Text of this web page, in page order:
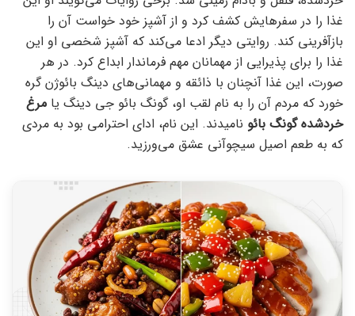
غذا را در سفرهایش کشف کرد و از آشپز خود خواست آن را
بازآفرینی کند. روایتی دیگر ادعا می‌کند که آشپز شخصی او این
غذا را برای پذیرایی از مهمانان مهم فرماندار ابداع کرد. در هر
صورت، این غذا آنچنان با ذائقه و مهمانی‌های دینگ بائوژن گره
خورد که مردم آن را به نام لقب او، گونگ بائو جی دینگ یا مرغ
خردشده گونگ بائو نامیدند. این نام، ادای احترامی بود به مردی
که به طعم اصیل سیچوآنی عشق می‌ورزید.